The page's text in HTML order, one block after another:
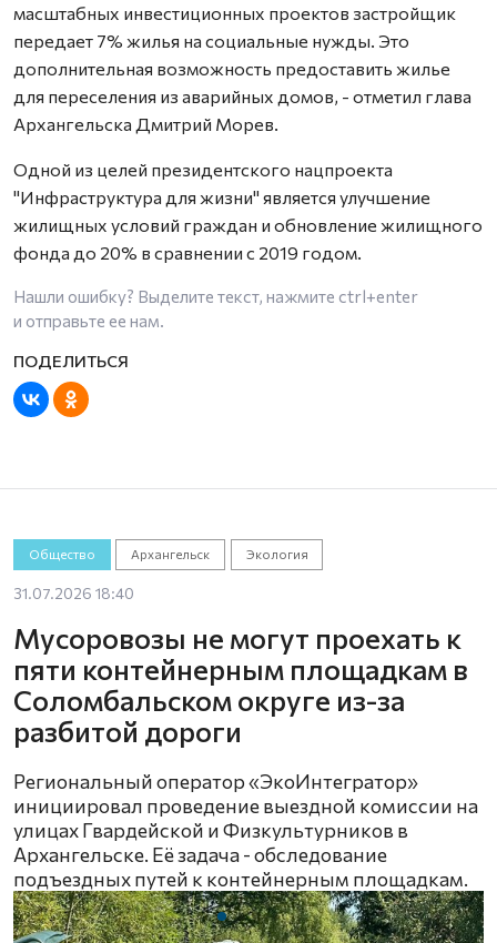
масштабных инвестиционных проектов застройщик
передает 7% жилья на социальные нужды. Это
дополнительная возможность предоставить жилье
для переселения из аварийных домов, - отметил глава
Архангельска Дмитрий Морев.
Одной из целей президентского нацпроекта
"Инфраструктура для жизни" является улучшение
жилищных условий граждан и обновление жилищного
фонда до 20% в сравнении с 2019 годом.
Нашли ошибку? Выделите текст, нажмите ctrl+enter
и отправьте ее нам.
Общество Архангельск Экология
31.07.2026 18:40
Мусоровозы не могут проехать к
пяти контейнерным площадкам в
Соломбальском округе из-за
разбитой дороги
Региональный оператор «ЭкоИнтегратор»
инициировал проведение выездной комиссии на
улицах Гвардейской и Физкультурников в
Архангельске. Её задача - обследование
подъездных путей к контейнерным площадкам.